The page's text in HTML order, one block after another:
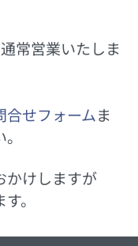
常営業いたしま
合せフォームま
かけしますが
。